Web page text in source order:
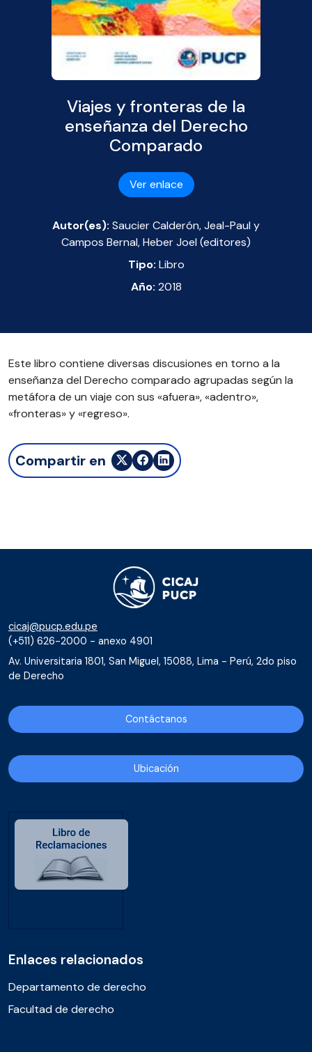
Viajes y fronteras de la
enseñanza del Derecho
Comparado
Ver enlace
Autor(es): Saucier Calderón, Jeal-Paul y
Campos Bernal, Heber Joel (editores)
Tipo: Libro
Año: 2018
Este libro contiene diversas discusiones en torno a la
enseñanza del Derecho comparado agrupadas según la
metáfora de un viaje con sus «afuera», «adentro»,
«fronteras» y «regreso».
Compartir en
cicaj@pucp.edu.pe
(+511) 626-2000 - anexo 4901
Av. Universitaria 1801, San Miguel, 15088, Lima - Perú, 2do piso
de Derecho
Contáctanos
Ubicación
Enlaces relacionados
Departamento de derecho
Facultad de derecho